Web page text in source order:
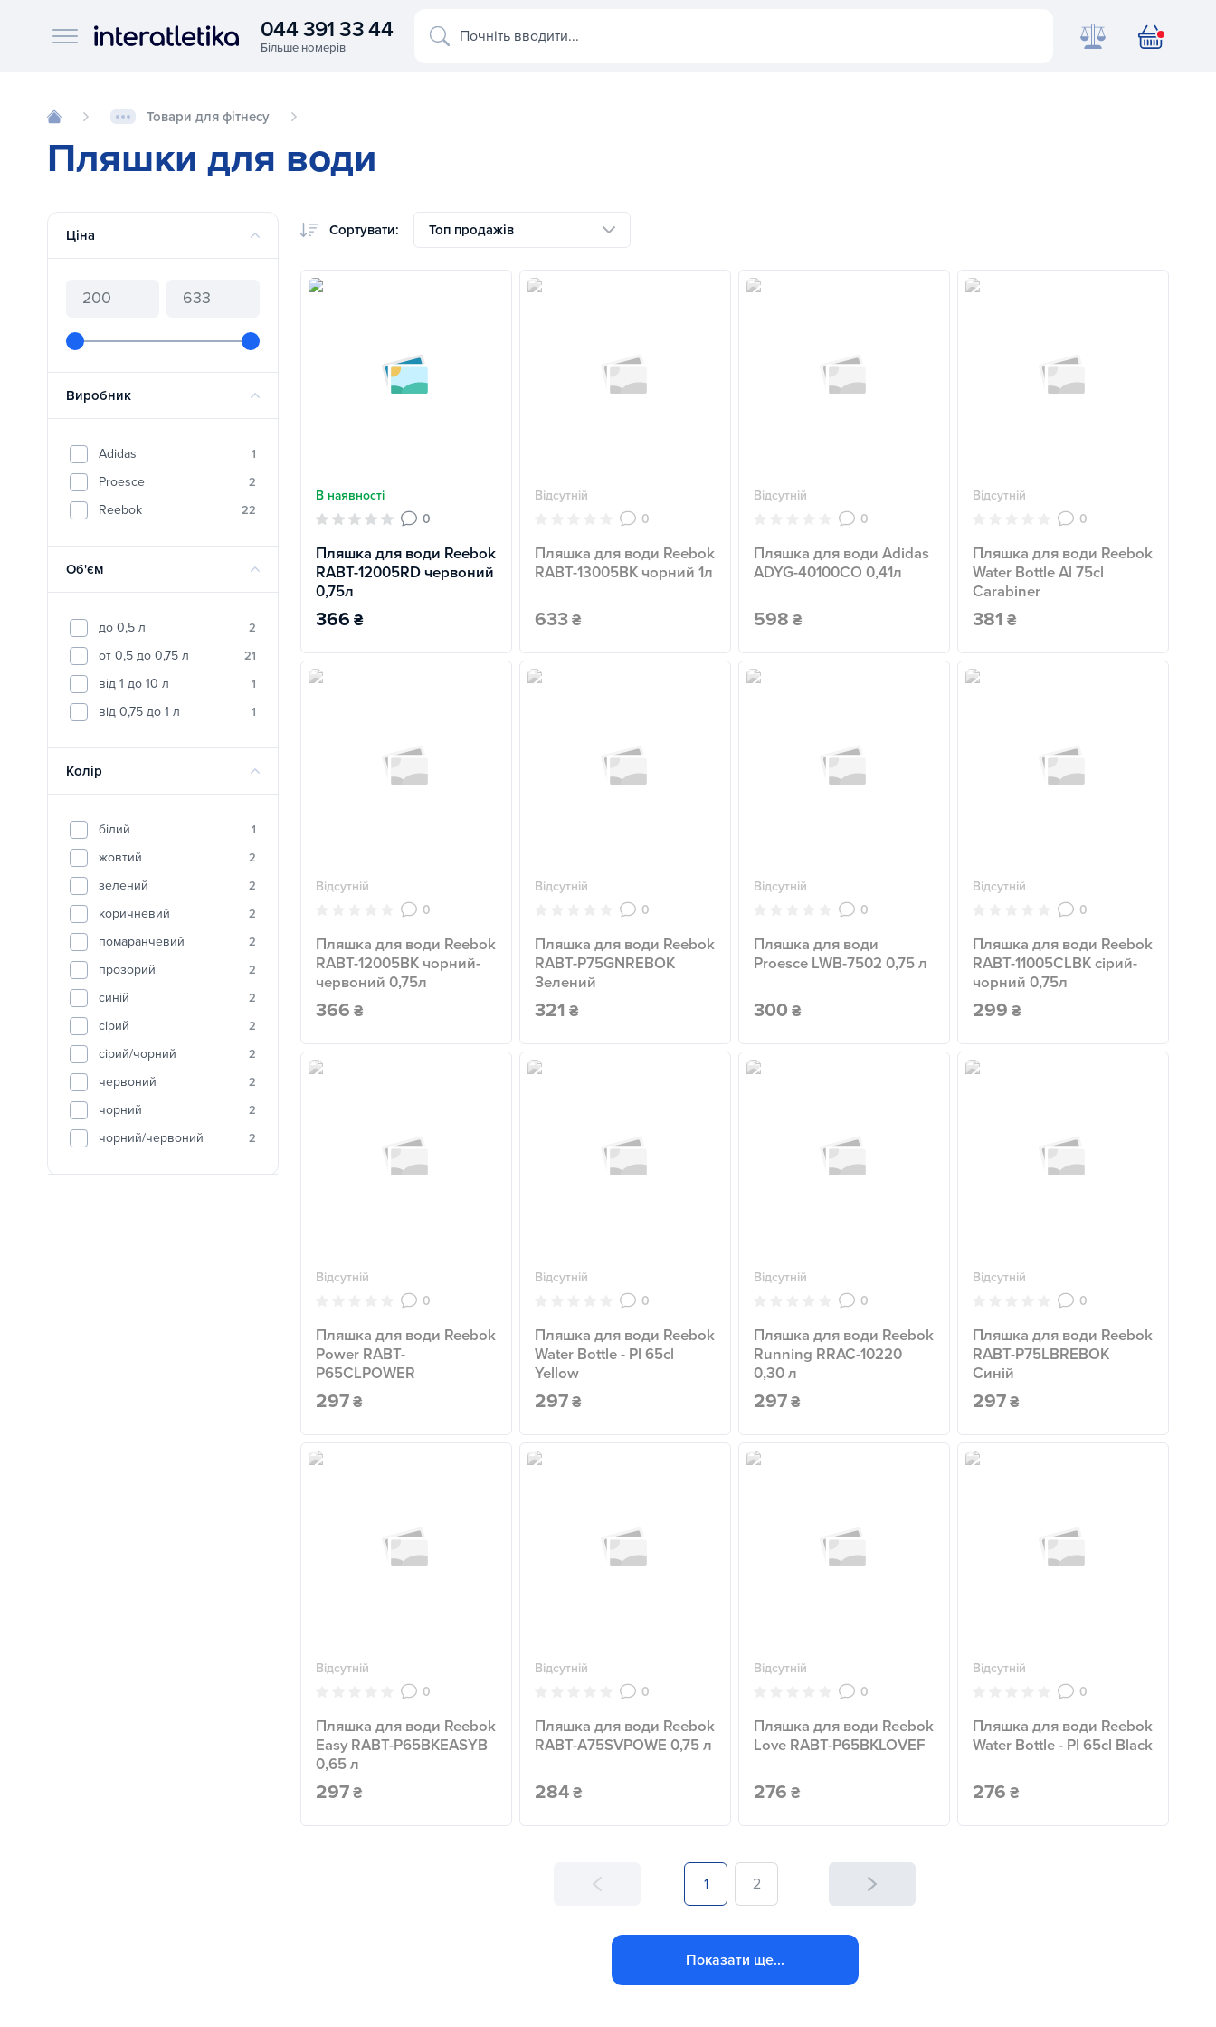
Interatletika logo
044 391 33 44 Почніть вводити...
Товари для фітнесу
Пляшки для води
Сортувати: Топ продажів
В наявності
0
Пляшка для води Reebok
RABT-12005RD червоний
0,75л
366 ₴
Відсутній
0
Пляшка для води Reebok
RABT-13005BK чорний 1л
633₴
Відсутній
0
Пляшка для води Adidas
ADYG-40100CO 0,41л
598 ₴
Відсутній
0
Пляшка для води Reebok
Water Bottle Al 75cl
Carabiner
381 ₴
Відсутній
0
Пляшка для води Reebok
RABT-12005BK чорний-
червоний 0,75л
366 ₴
Відсутній
0
Пляшка для води Reebok
RABT-P75GNREBOK
Зелений
321 ₴
Відсутній
0
Пляшка для води
Proesce LWB-7502 0,75 л
300 ₴
Відсутній
0
Пляшка для води Reebok
RABT-11005CLBK сірий-
чорний 0,75л
299 ₴
Відсутній
0
Пляшка для води Reebok
Power RABT-
P65CLPOWER
297₴
Відсутній
0
Пляшка для води Reebok
Water Bottle - Pl 65cl
Yellow
297₴
Відсутній
0
Пляшка для води Reebok
Running RRAC-10220
0,30 л
297₴
Відсутній
0
Пляшка для води Reebok
RABT-P75LBREBOK
Синій
297₴
Відсутній
0
Пляшка для води Reebok
Easy RABT-P65BKEASYB
0,65 л
297₴
Відсутній
0
Пляшка для води Reebok
RABT-A75SVPOWE 0,75 л
284₴
Відсутній
0
Пляшка для води Reebok
Love RABT-P65BKLOVEF
276 ₴
Відсутній
0
Пляшка для води Reebok
Water Bottle - Pl 65cl Black
276 ₴
1 2
Показати ще...
Ціна
Виробник
Adidas 1
Proesce 2
Reebok 22
Об'єм
до 0,5 л 2
от 0,5 до 0,75 л 21
від 1 до 10 л 1
від 0,75 до 1 л 1
Колір
білий 1
жовтий 2
зелений 2
коричневий 2
помаранчевий 2
прозорий 2
синій 2
сірий 2
сірий/чорний 2
червоний 2
чорний 2
чорний/червоний 2